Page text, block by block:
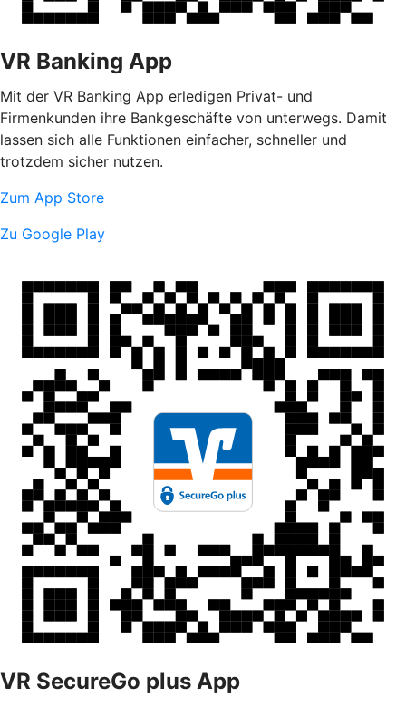
VR Banking App
Mit der VR Banking App erledigen Privat- und
Firmenkunden ihre Bankgeschäfte von unterwegs. Damit
lassen sich alle Funktionen einfacher, schneller und
trotzdem sicher nutzen.
Zum App Store
Zu Google Play
VR SecureGo plus App